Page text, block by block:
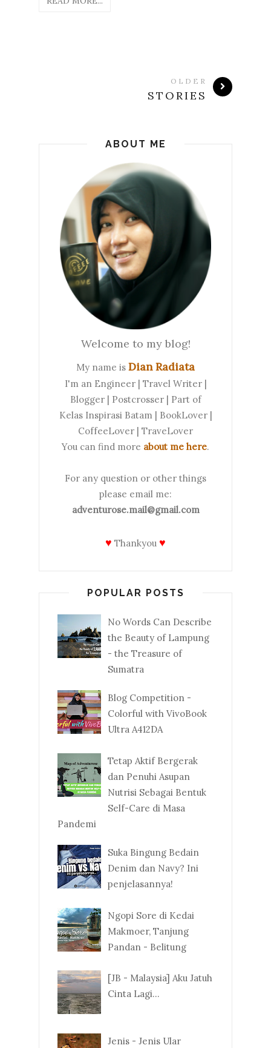
OLDER
STORIES
ABOUT ME
Welcome to my blog!
My name is Dian Radiata
I'm an Engineer | Travel Writer |
Blogger | Postcrosser | Part of
Kelas Inspirasi Batam | BookLover |
CoffeeLover | TraveLover
You can find more about me here.
For any question or other things
please email me:
adventurose.mail@gmail.com
♥ Thankyou ♥
POPULAR POSTS
No Words Can Describe
the Beauty of Lampung
- the Treasure of
Sumatra
Blog Competition -
Colorful with VivoBook
Ultra A412DA
Tetap Aktif Bergerak
dan Penuhi Asupan
Nutrisi Sebagai Bentuk
Self-Care di Masa
Pandemi
Suka Bingung Bedain
Denim dan Navy? Ini
penjelasannya!
Ngopi Sore di Kedai
Makmoer, Tanjung
Pandan - Belitung
[JB - Malaysia] Aku Jatuh
Cinta Lagi...
Jenis - Jenis Ular